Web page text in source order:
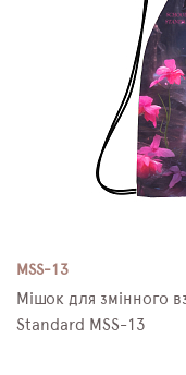
MSS-13
Мішок для змінного
Standard MSS-13